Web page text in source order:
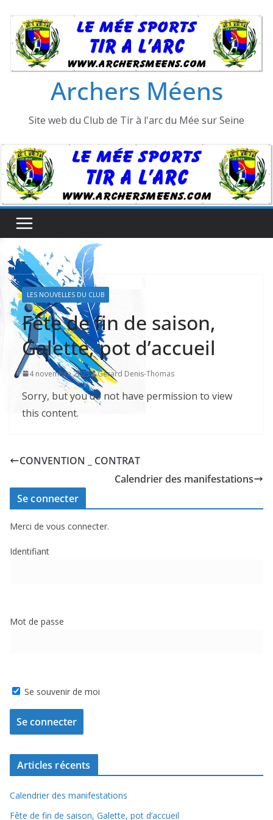
contenu
Archers Méens
Site web du Club de Tir à l'arc du Mée sur Seine
LES NOUVELLES DU CLUB
Fête de fin de saison,
Galette, pot d’accueil
4 novembre 2025 Gerard Denis-Thomas
Sorry, but you do not have permission to view
this content.
CONVENTION _ CONTRAT
Calendrier des manifestations
Se connecter
Merci de vous connecter.
Identifiant
Mot de passe
Se souvenir de moi
Articles récents
Calendrier des manifestations
Fête de fin de saison, Galette, pot d’accueil